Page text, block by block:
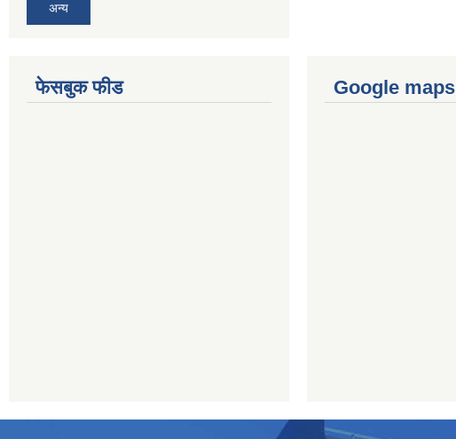
अन्य
फेसबुक फीड Google maps